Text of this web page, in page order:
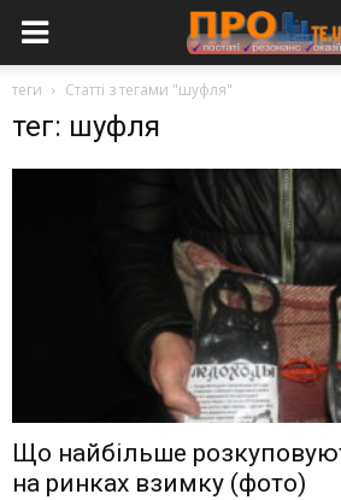
теги Статті з тегами "шуфля"
тег: шуфля
Що найбільше
на ринках взимку (фото)